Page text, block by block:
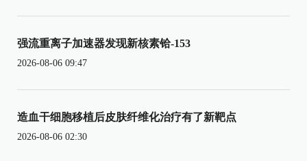
强流重离子加速器发现新核素铪-153
2026-08-06 09:47
造血干细胞移植后皮肤纤维化治疗有了新靶点
2026-08-06 02:30